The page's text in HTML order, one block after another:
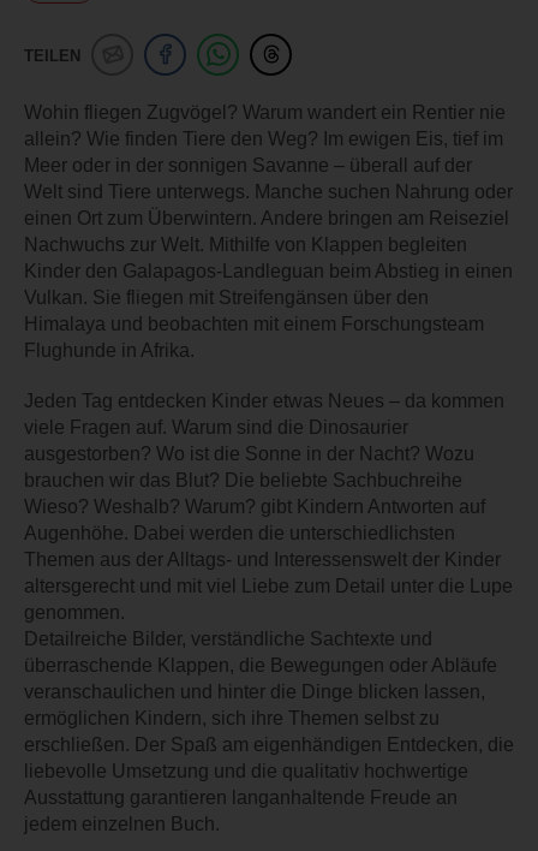
TEILEN
Wohin fliegen Zugvögel? Warum wandert ein Rentier nie
allein? Wie finden Tiere den Weg? Im ewigen Eis, tief im
Meer oder in der sonnigen Savanne – überall auf der
Welt sind Tiere unterwegs. Manche suchen Nahrung oder
einen Ort zum Überwintern. Andere bringen am Reiseziel
Nachwuchs zur Welt. Mithilfe von Klappen begleiten
Kinder den Galapagos-Landleguan beim Abstieg in einen
Vulkan. Sie fliegen mit Streifengänsen über den
Himalaya und beobachten mit einem Forschungsteam
Flughunde in Afrika.
Jeden Tag entdecken Kinder etwas Neues – da kommen
viele Fragen auf. Warum sind die Dinosaurier
ausgestorben? Wo ist die Sonne in der Nacht? Wozu
brauchen wir das Blut? Die beliebte Sachbuchreihe
Wieso? Weshalb? Warum? gibt Kindern Antworten auf
Augenhöhe. Dabei werden die unterschiedlichsten
Themen aus der Alltags- und Interessenswelt der Kinder
altersgerecht und mit viel Liebe zum Detail unter die Lupe
genommen.
Detailreiche Bilder, verständliche Sachtexte und
überraschende Klappen, die Bewegungen oder Abläufe
veranschaulichen und hinter die Dinge blicken lassen,
ermöglichen Kindern, sich ihre Themen selbst zu
erschließen. Der Spaß am eigenhändigen Entdecken, die
liebevolle Umsetzung und die qualitativ hochwertige
Ausstattung garantieren langanhaltende Freude an
jedem einzelnen Buch.